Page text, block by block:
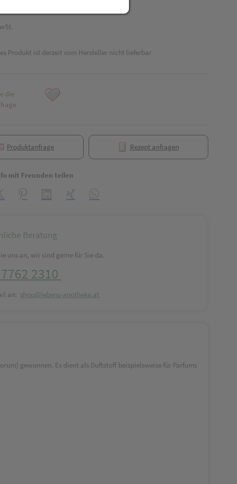
Produkt ist derzeit vom Hersteller nicht lieferbar
die
Produktanfrage Rezept anfragen
mit Freunden teilen
Beratung
uns an, wir sind gerne für Sie da.
2310
an: shop@lebens-apotheke.at
gewonnen. Es dient als Duftstoff beispielsweise für Parfums